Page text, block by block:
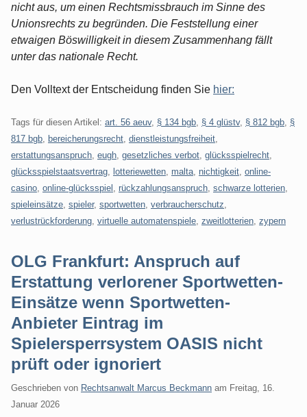
nicht aus, um einen Rechtsmissbrauch im Sinne des
Unionsrechts zu begründen. Die Feststellung einer
etwaigen Böswilligkeit in diesem Zusammenhang fällt
unter das nationale Recht.
Den Volltext der Entscheidung finden Sie hier:
Tags für diesen Artikel: art. 56 aeuv, § 134 bgb § 4 glüstv, § 812 bgb §
817 bgb
bereicherungsrecht dienstleistungsfreiheit
erstattungsanspruch eugh gesetzliches verbot glücksspielrecht
glücksspielstaatsvertrag
lotteriewetten malta nichtigkeit online-
casino online-glücksspiel rückzahlungsanspruch schwarze lotterien
spieleinsätze spieler, sportwetten verbraucherschutz
verlustrückforderung virtuelle automatenspiele zweitlotterien zypern
OLG Frankfurt: Anspruch auf
Erstattung verlorener Sportwetten-
Einsätze wenn Sportwetten-
Anbieter Eintrag im
Spielersperrsystem OASIS nicht
prüft oder ignoriert
Geschrieben von Rechtsanwalt Marcus Beckmann am Freitag, 16.
Januar 2026